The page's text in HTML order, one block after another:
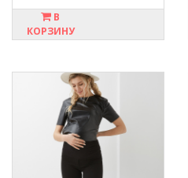
В
КОРЗИНУ